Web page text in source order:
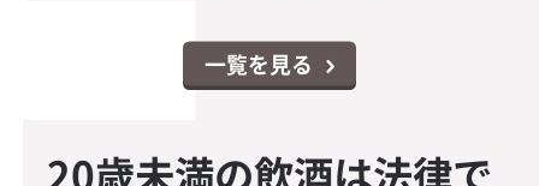
一覧を見る
20歳未満の飲酒は法律で